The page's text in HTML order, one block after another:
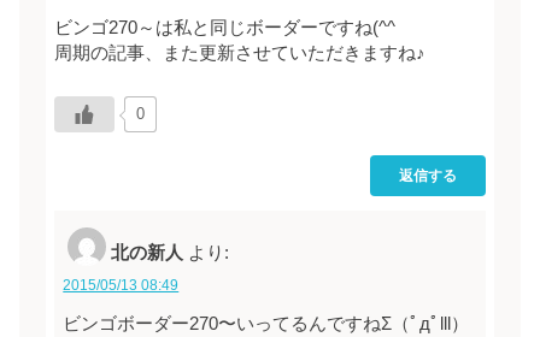
ビンゴ270～は私と同じボーダーですね(^^ゞ
周期の記事、また更新させていただきますね♪
0
返信する
北の新人 より:
2015/05/13 08:49
ビンゴボーダー270〜いってるんですねΣ（ﾟдﾟlll）